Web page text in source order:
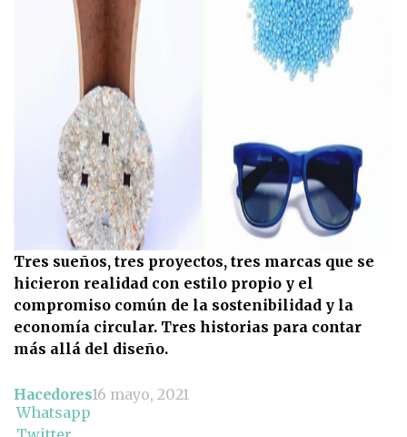
Tres sueños, tres proyectos, tres marcas que se
hicieron realidad con estilo propio y el
compromiso común de la sostenibilidad y la
economía circular. Tres historias para contar
más allá del diseño.
Hacedores16 mayo, 2021
Whatsapp